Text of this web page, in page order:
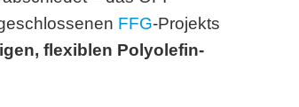
FFG-Projekts
flexiblen Polyolefin-